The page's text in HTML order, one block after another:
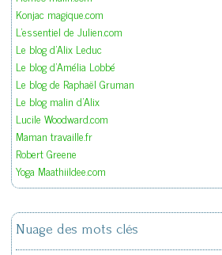
Konjac magique.com
L'essentiel de Julien.com
Le blog d'Alix Leduc
Le blog d'Amélia Lobbé
Le blog de Raphaël Gruman
Le blog malin d'Alix
Lucile Woodward.com
Maman travaille.fr
Robert Greene
Yoga Maathiildee.com
Nuage des mots clés